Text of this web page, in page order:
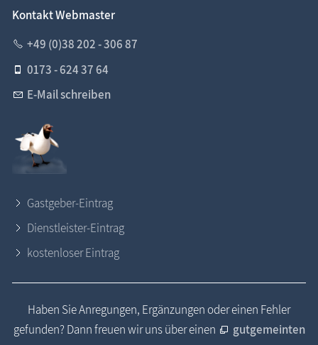
Kontakt Webmaster
+49 (0)38 202 - 306 87
0173 - 624 37 64
E-Mail schreiben
Gastgeber-Eintrag
Dienstleister-Eintrag
kostenloser Eintrag
Haben Sie Anregungen, Ergänzungen oder einen Fehler
gefunden? Dann freuen wir uns über einen
gutgemeinten